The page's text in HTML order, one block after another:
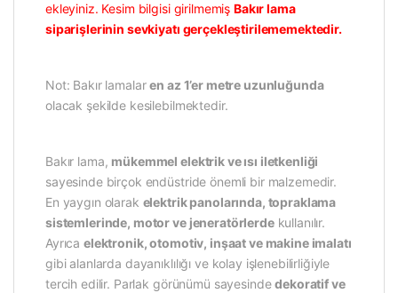
ekleyiniz. Kesim bilgisi girilmemiş Bakır lama
siparişlerinin sevkiyatı gerçekleştirilememektedir.
Not: Bakır lamalaren az 1’er metre uzunluğunda
olacak şekilde kesilebilmektedir.
Bakır lama, mükemmel elektrik ve ısı iletkenliği
sayesinde birçok endüstride önemli bir malzemedir.
En yaygın olarak elektrik panolarında, topraklama
sistemlerinde, motor ve jeneratörlerdekullanılır.
Ayrıcaelektronik, otomotiv, inşaat ve makine imalatı
gibi alanlarda dayanıklılığı ve kolay işlenebilirliğiyle
tercih edilir. Parlak görünümü sayesindedekoratif ve